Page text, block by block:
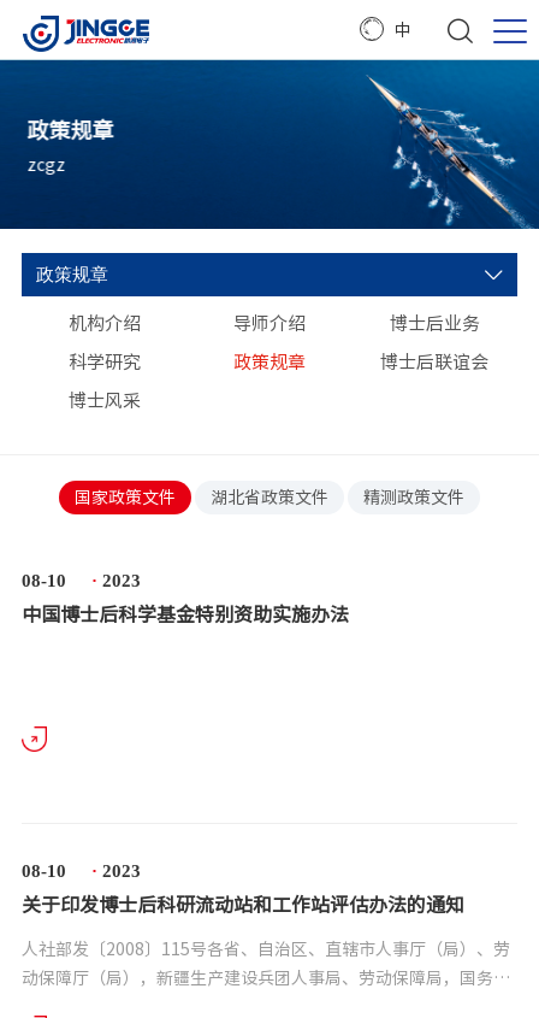
中
政策规章
zcgz
政策规章
机构介绍 导师介绍 博士后业务
科学研究 政策规章 博士后联谊会
博士风采
国家政策文件 湖北省政策文件 精测政策文件
08-10 · 2023
中国博士后科学基金特别资助实施办法
08-10 · 2023
关于印发博士后科研流动站和工作站评估办法的通知
人社部发〔2008〕115号各省、自治区、直辖市人事厅（局）、劳
动保障厅（局），新疆生产建设兵团人事局、劳动保障局，国务院